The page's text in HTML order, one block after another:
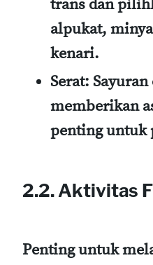
trans dan
alpukat,
kenari.
Serat:
memberikan
penting untuk
2.2. Aktivitas
Penting untuk